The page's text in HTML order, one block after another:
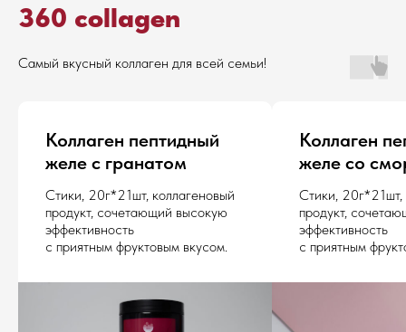
360 collagen
Самый вкусный коллаген для всей семьи!
Коллаген пептидный
желе с гранатом
Стики, 20г*21шт, коллагеновый
продукт, сочетающий высокую
эффективность
с приятным фруктовым вкусом.
Коллаген
желе со
Стики, 20г*21шт,
продукт,
эффективность
с приятным